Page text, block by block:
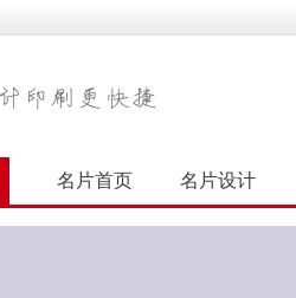
名片首页 名片设计